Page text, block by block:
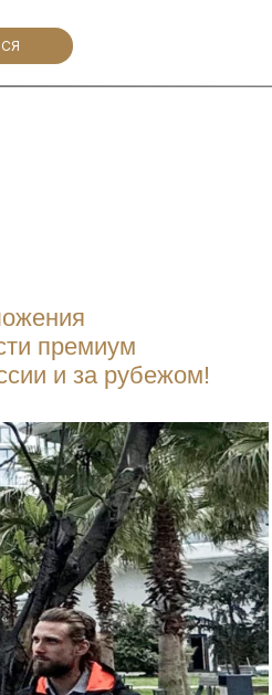
премиум
и за рубежом!